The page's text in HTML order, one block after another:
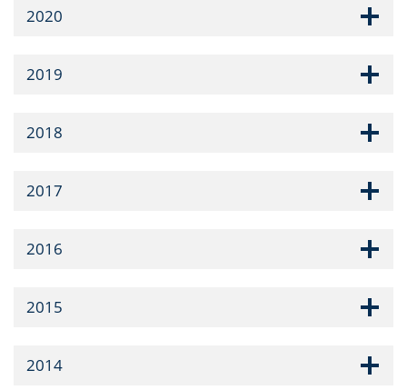
2020
2019
2018
2017
2016
2015
2014